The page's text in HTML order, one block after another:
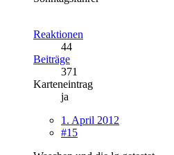
Reaktionen
44
Beiträge
371
Karteneintrag
ja
1. April 2012
#15